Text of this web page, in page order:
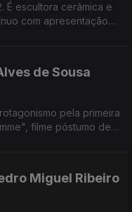
É escultora cerâmica e
com apresentação
de Sousa
pela primeira
filme póstumo de
Miguel Ribeiro